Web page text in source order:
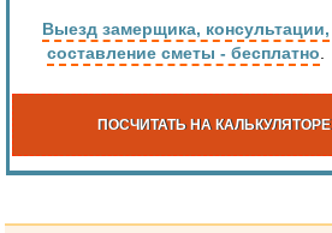
Выезд замерщика, консультации,
составление сметы - бесплатно.
ПОСЧИТАТЬ НА КАЛЬКУЛЯТОРЕ